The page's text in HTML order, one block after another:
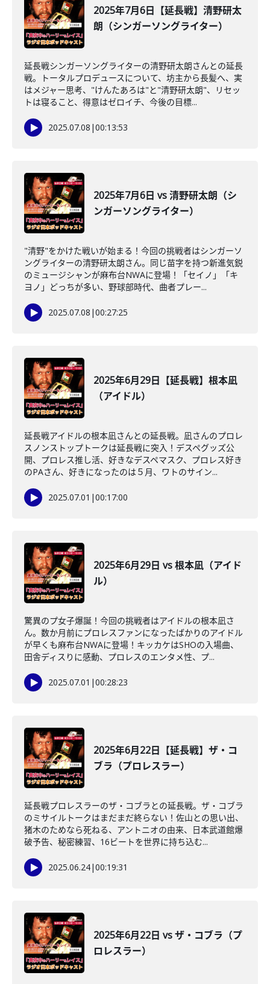
2025年7月6日【延長戦】清野研太
朗（シンガーソングライター）
延長戦シンガーソングライターの清野研太朗さんとの延長
戦。トータルプロデュースについて、坊主から長髪へ、実
はメジャー思考、"けんたあろは"と"清野研太朗"、リセッ
トは寝ること、得意はゼロイチ、今後の目標...
2025.07.08 |00:13:53
2025年7月6日 vs 清野研太朗（シ
ンガーソングライター）
"清野"をかけた戦いが始まる！今回の挑戦者はシンガーソ
ングライターの清野研太朗さん。同じ苗字を持つ新進気鋭
のミュージシャンが麻布台NWAに登場！「セイノ」「キ
ヨノ」どっちが多い、野球部時代、曲者プレー...
2025.07.08 |00:27:25
2025年6月29日【延長戦】根本凪
（アイドル）
延長戦アイドルの根本凪さんとの延長戦。凪さんのプロレ
スノンストップトークは延長戦に突入！デスペグッズ公
開、プロレス推し活、好きなデスペマスク、プロレス好き
のPAさん、好きになったのは５月、ワトのサイン...
2025.07.01 |00:17:00
2025年6月29日 vs 根本凪（アイド
ル）
驚異のプ女子爆誕！今回の挑戦者はアイドルの根本凪さ
ん。数か月前にプロレスファンになったばかりのアイドル
が早くも麻布台NWAに登場！キッカケはSHOの入場曲、
田舎ディスりに感動、プロレスのエンタメ性、プ...
2025.07.01 |00:28:23
2025年6月22日【延長戦】ザ・コ
ブラ（プロレスラー）
延長戦プロレスラーのザ・コブラとの延長戦。ザ・コブラ
のミサイルトークはまだまだ終らない！佐山との思い出、
猪木のためなら死ねる、アントニオの由来、日本武道館爆
破予告、秘密練習、16ビートを世界に持ち込む...
2025.06.24|00:19:31
2025年6月22日 vs ザ・コブラ（プ
ロレスラー）